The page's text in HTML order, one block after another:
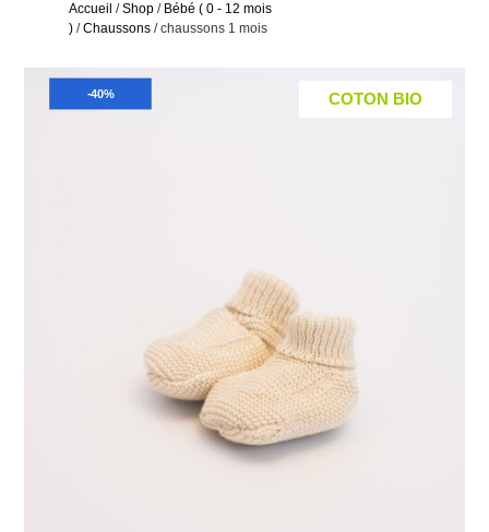
Accueil /Shop/ Bébé ( 0 - 12 mois
)/Chaussons/ chaussons 1 mois
-40% COTON BIO